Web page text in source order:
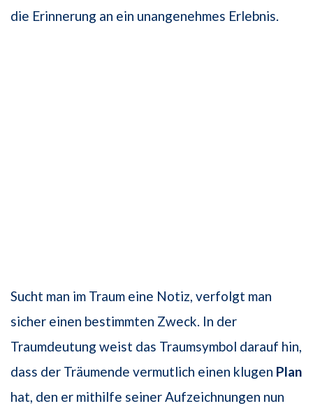
die Erinnerung an ein unangenehmes Erlebnis.
Sucht man im Traum eine Notiz, verfolgt man
sicher einen bestimmten Zweck. In der
Traumdeutung weist das Traumsymbol darauf hin,
dass der Träumende vermutlich einen klugen Plan
hat, den er mithilfe seiner Aufzeichnungen nun